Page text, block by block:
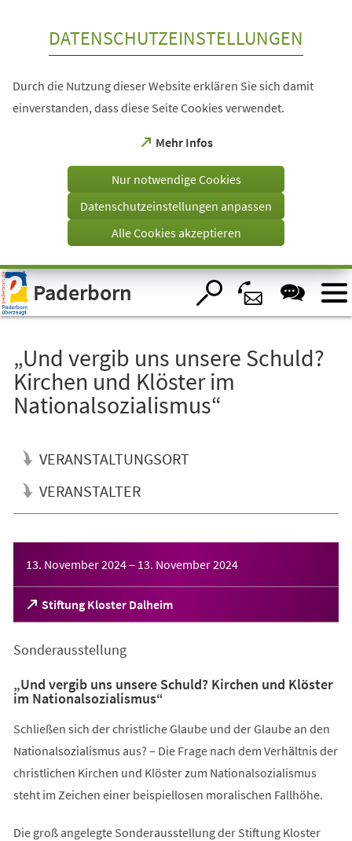
Visuelle
Assistenzsoftware
öffnen.
DATENSCHUTZEINSTELLUNGEN
Durch die Nutzung dieser Website erklären Sie sich damit
einverstanden, dass diese Seite Cookies verwendet.
Mehr Infos
(Öffnet
einem
Tab)
Nur notwendige Cookies
Datenschutzeinstellungen anpassen
Alle Cookies akzeptieren
Paderborn
„Und vergib uns unsere Schuld?
Kirchen und Klöster im
Nationalsozialismus“
VERANSTALTUNGSORT
VERANSTALTER
13. November 2024– 13. November 2024
Stiftung Kloster Dalheim
(Öffnet
in
neuen
Sonderausstellung
„Und vergib uns unsere Schuld? Kirchen und Klöster
im Nationalsozialismus“
Schließen sich der christliche Glaube und der Glaube an den
Nationalsozialismus aus? – Die Frage nach dem Verhältnis der
christlichen Kirchen und Klöster zum Nationalsozialismus
steht im Zeichen einer beispiellosen moralischen Fallhöhe.
Die groß angelegte Sonderausstellung der Stiftung Kloster